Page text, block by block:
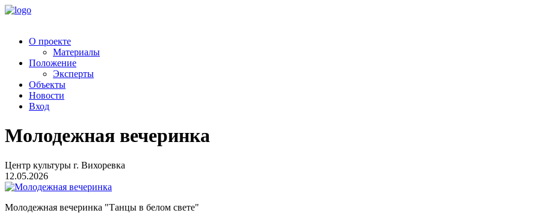
О проекте
Материалы
Положение
Эксперты
Объекты
Новости
Вход
Молодежная вечеринка
Центр культуры г. Вихоревка
12.05.2026
Молодежная вечеринка "Танцы в белом свете"